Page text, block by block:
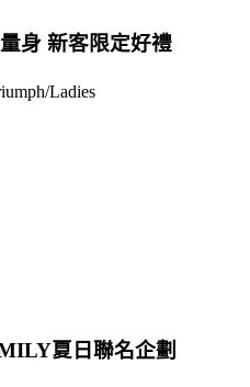
身 新客限定好禮
Ladies
夏日聯名企劃